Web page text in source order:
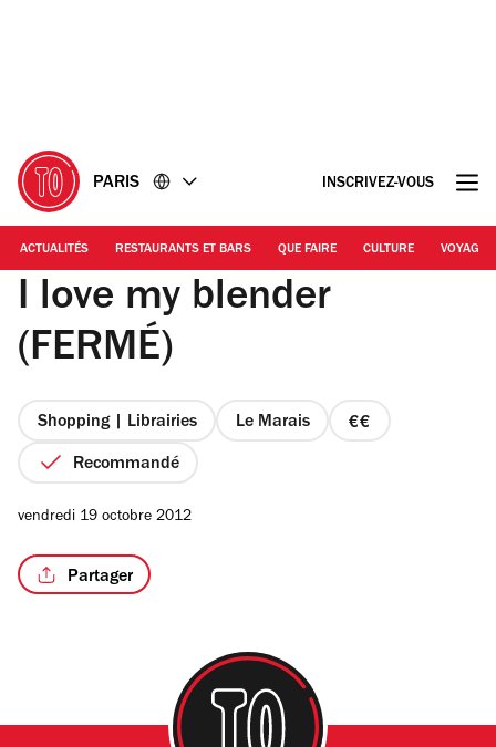
PARIS INSCRIVEZ-VOUS
ACTUALITÉS RESTAURANTS ET BARS QUE FAIRE CULTURE VOYAGE
I love my blender
(FERMÉ)
Shopping | Librairies Le Marais
prix
Recommandé
vendredi 19 octobre 2012
Partager